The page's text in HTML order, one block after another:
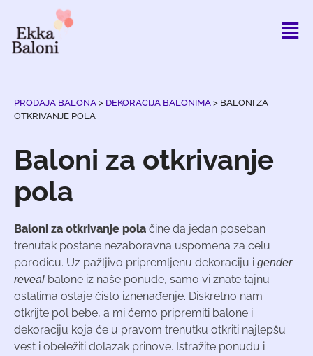
PRODAJA BALONA > DEKORACIJA BALONIMA > BALONI ZA
OTKRIVANJE POLA
Baloni za otkrivanje
pola
Baloni za otkrivanje pola čine da jedan poseban
trenutak postane nezaboravna uspomena za celu
porodicu. Uz pažljivo pripremljenu dekoraciju i gender
reveal balone iz naše ponude, samo vi znate tajnu –
ostalima ostaje čisto iznenađenje. Diskretno nam
otkrijte pol bebe, a mi ćemo pripremiti balone i
dekoraciju koja će u pravom trenutku otkriti najlepšu
vest i obeležiti dolazak prinove. Istražite ponudu i